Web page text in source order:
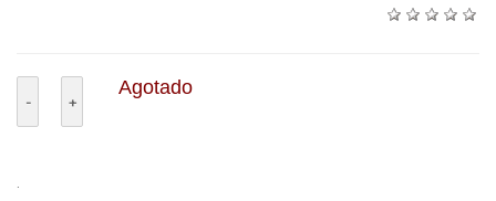
Agotado